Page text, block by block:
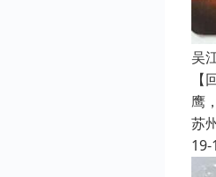
吴
鹰
苏
19-